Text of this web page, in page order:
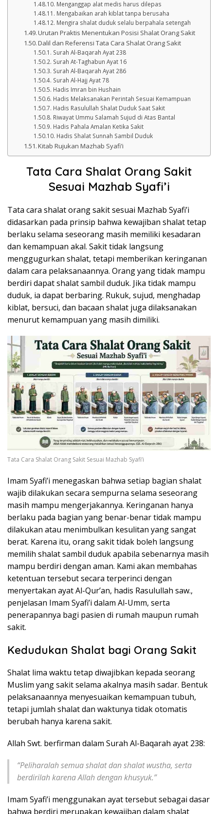
Menganggap alat medis harus dilepas
Mengabaikan arah kiblat tanpa berusaha
Mengira shalat duduk selalu berpahala setengah
Urutan Praktis Menentukan Posisi Shalat Orang Sakit
Dalil dan Referensi Tata Cara Shalat Orang Sakit
Surah Al-Baqarah Ayat 238
Surah At-Taghabun Ayat 16
Surah Al-Baqarah Ayat 286
Surah Al-Hajj Ayat 78
Hadis Imran bin Hushain
Hadis Melaksanakan Perintah Sesuai Kemampuan
Hadis Rasulullah Shalat Duduk Saat Sakit
Riwayat Ummu Salamah Sujud di Atas Bantal
Hadis Pahala Amalan Ketika Sakit
Hadis Shalat Sunnah Sambil Duduk
Kitab Rujukan Mazhab Syafi’i
Tata Cara Shalat Orang Sakit
Sesuai Mazhab Syafi’i
Tata cara shalat orang sakit sesuai Mazhab Syafi’i
didasarkan pada prinsip bahwa kewajiban shalat tetap
berlaku selama seseorang masih memiliki kesadaran
dan kemampuan akal. Sakit tidak langsung
menggugurkan shalat, tetapi memberikan keringanan
dalam cara pelaksanaannya. Orang yang tidak mampu
berdiri dapat shalat sambil duduk. Jika tidak mampu
duduk, ia dapat berbaring. Rukuk, sujud, menghadap
kiblat, bersuci, dan bacaan shalat juga dilaksanakan
menurut kemampuan yang masih dimiliki.
Tata Cara Shalat Orang Sakit Sesuai Mazhab Syafi’i
Imam Syafi’i menegaskan bahwa setiap bagian shalat
wajib dilakukan secara sempurna selama seseorang
masih mampu mengerjakannya. Keringanan hanya
berlaku pada bagian yang benar-benar tidak mampu
dilakukan atau menimbulkan kesulitan yang sangat
berat. Karena itu, orang sakit tidak boleh langsung
memilih shalat sambil duduk apabila sebenarnya masih
mampu berdiri dengan aman. Kami akan membahas
ketentuan tersebut secara terperinci dengan
menyertakan ayat Al-Qur’an, hadis Rasulullah saw.,
penjelasan Imam Syafi’i dalam Al-Umm, serta
penerapannya bagi pasien di rumah maupun rumah
sakit.
Kedudukan Shalat bagi Orang Sakit
Shalat lima waktu tetap diwajibkan kepada seorang
Muslim yang sakit selama akalnya masih sadar. Bentuk
pelaksanaannya menyesuaikan kemampuan tubuh,
tetapi jumlah shalat dan waktunya tidak otomatis
berubah hanya karena sakit.
Allah Swt. berfirman dalam Surah Al-Baqarah ayat 238:
“Peliharalah semua shalat dan shalat wustha, serta
berdirilah karena Allah dengan khusyuk.”
Imam Syafi’i menggunakan ayat tersebut sebagai dasar
bahwa berdiri merupakan kewajiban dalam shalat